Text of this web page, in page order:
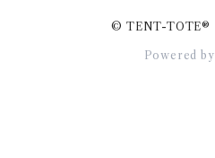
© TENT-TOTE®
Powered